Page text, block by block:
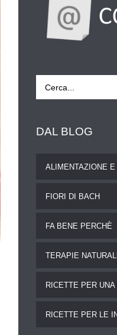
DAL BLOG
ALIMENTAZIONE E
FIORI DI BACH
FA BENE PERCHÈ
TERAPIE
RICETTE PER
RICETTE PER LE